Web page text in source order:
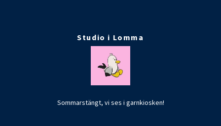
Studio i Lomma
Sommarstängt, vi ses i garnkiosken!